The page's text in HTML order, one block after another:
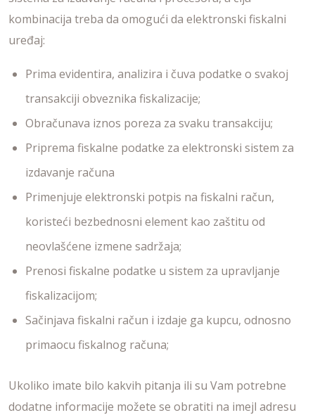
kombinacija treba da omogući da elektronski fiskalni
uređaj:
Prima evidentira, analizira i čuva podatke o svakoj
transakciji obveznika fiskalizacije;
Obračunava iznos poreza za svaku transakciju;
Priprema fiskalne podatke za elektronski sistem za
izdavanje računa
Primenjuje elektronski potpis na fiskalni račun,
koristeći bezbednosni element kao zaštitu od
neovlašćene izmene sadržaja;
Prenosi fiskalne podatke u sistem za upravljanje
fiskalizacijom;
Sačinjava fiskalni račun i izdaje ga kupcu, odnosno
primaocu fiskalnog računa;
Ukoliko imate bilo kakvih pitanja ili su Vam potrebne
dodatne informacije možete se obratiti na imejl adresu